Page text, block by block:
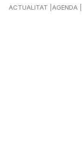
ACTUALITAT AGENDA